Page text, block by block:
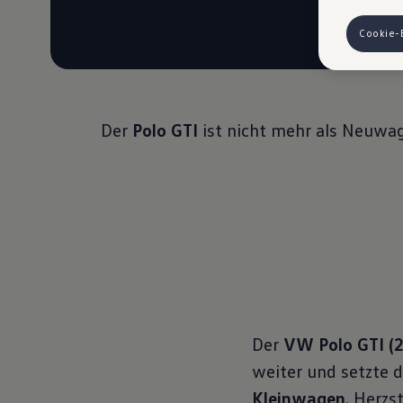
Der Polo GTI ist nicht mehr als
Der VW Polo GTI
weiter und setzte
Kleinwagen.
finden
Hinweis
Cookie-